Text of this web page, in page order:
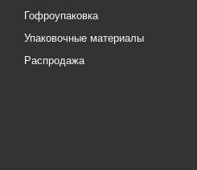
Гофроупаковка
Упаковочные материалы
Распродажа